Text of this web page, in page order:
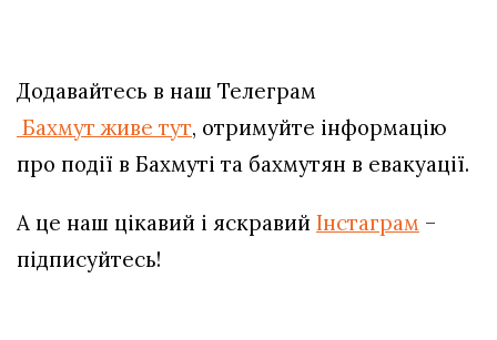
Додавайтесь в наш Телеграм
Бахмут живе тут, отримуйте інформацію
про події в Бахмуті та бахмутян в евакуації.
А це наш цікавий і яскравий Інстаграм –
підписуйтесь!